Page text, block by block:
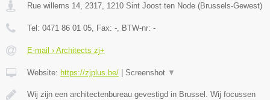
Rue willems 14, 2317, 1210 Sint Joost ten Node (Brussels-Gewest)
Tel: 0471 86 01 05, Fax: -, BTW-nr: -
E-mail › Architects zj+
Website: https://zjplus.be/ Screenshot ▼
Wij zijn een architectenbureau gevestigd in Brussel. Wij focussen